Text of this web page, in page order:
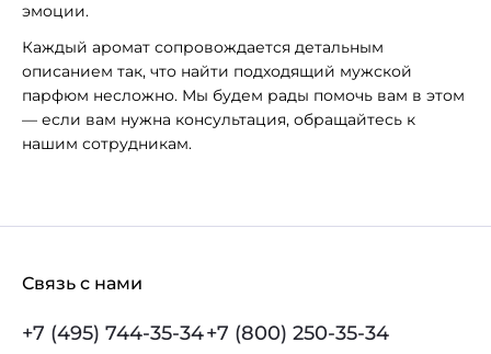
эмоции.
Каждый аромат сопровождается детальным
описанием так, что найти подходящий мужской
парфюм несложно. Мы будем рады помочь вам в этом
— если вам нужна консультация, обращайтесь к
нашим сотрудникам.
Связь с нами
+7 (495) 744-35-34+7 (800) 250-35-34